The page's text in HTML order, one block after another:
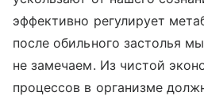
эффективно регулирует
после обильного застолья
не замечаем. Из чистой
процессов в организме